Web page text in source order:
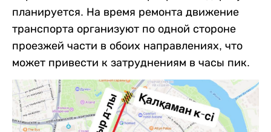
планируется. На время ремонта движение
транспорта организуют по одной стороне
проезжей части в обоих направлениях, что
может привести к затруднениям в часы пик.